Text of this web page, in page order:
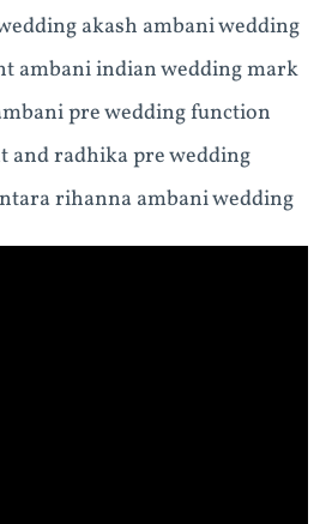
akash ambani wedding
ambani indian wedding mark
pre wedding function
and radhika pre wedding
rihanna ambani wedding